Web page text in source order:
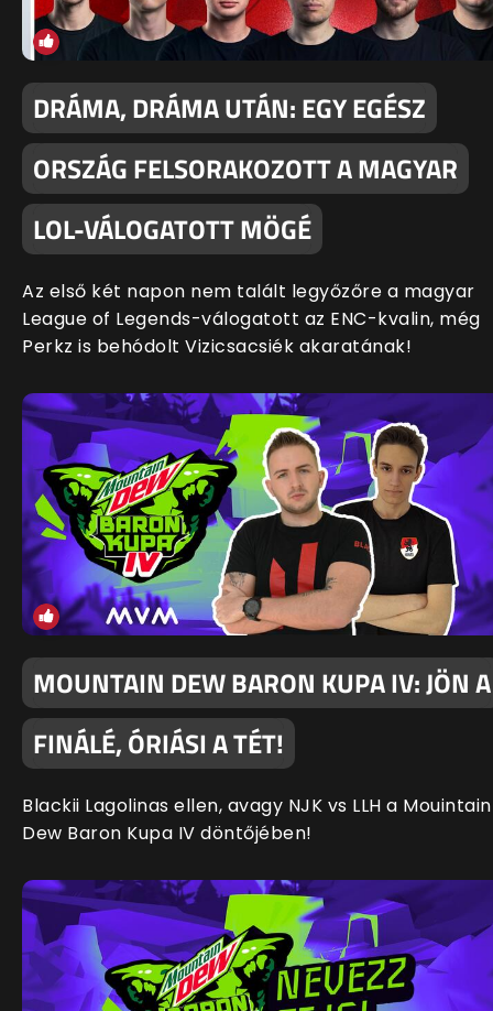
DRÁMA, DRÁMA UTÁN: EGY EGÉSZ
ORSZÁG FELSORAKOZOTT A MAGYAR
LOL-VÁLOGATOTT MÖGÉ
Az első két napon nem talált legyőzőre a magyar
League of Legends-válogatott az ENC-kvalin, még
Perkz is behódolt Vizicsacsiék akaratának!
MOUNTAIN DEW BARON KUPA IV: JÖN A
FINÁLÉ, ÓRIÁSI A TÉT!
Blackii Lagolinas ellen, avagy NJK vs LLH a Mouintain
Dew Baron Kupa IV döntőjében!